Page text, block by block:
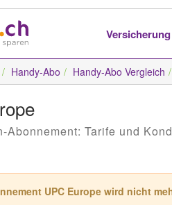
Versicherung
Handy-Abo Handy-Abo Vergleich
Abonnement: Tarife und
UPC Europe wird nicht